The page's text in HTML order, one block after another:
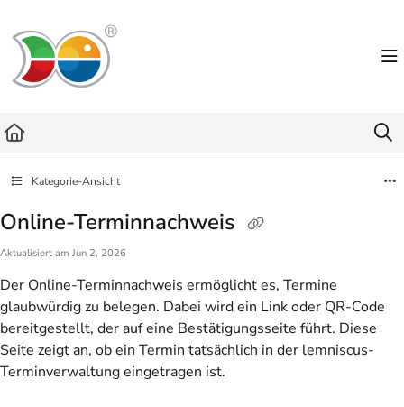
Fetch the complete documentation index at:
Use this file to discover all available pages before exploring further.
Kategorie-Ansicht
Online-Terminnachweis
Aktualisiert am Jun 2, 2026
Der Online-Terminnachweis ermöglicht es, Termine
glaubwürdig zu belegen. Dabei wird ein Link oder QR-Code
bereitgestellt, der auf eine Bestätigungsseite führt. Diese
Seite zeigt an, ob ein Termin tatsächlich in der lemniscus-
Terminverwaltung eingetragen ist.